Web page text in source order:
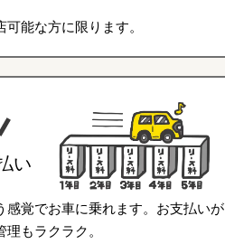
能な方に限ります。
い
感覚でお車に乗れます。お支払いが
もラクラク。